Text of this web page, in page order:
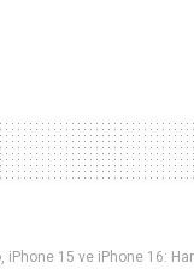
iPhone 15 ve iPhone 16: